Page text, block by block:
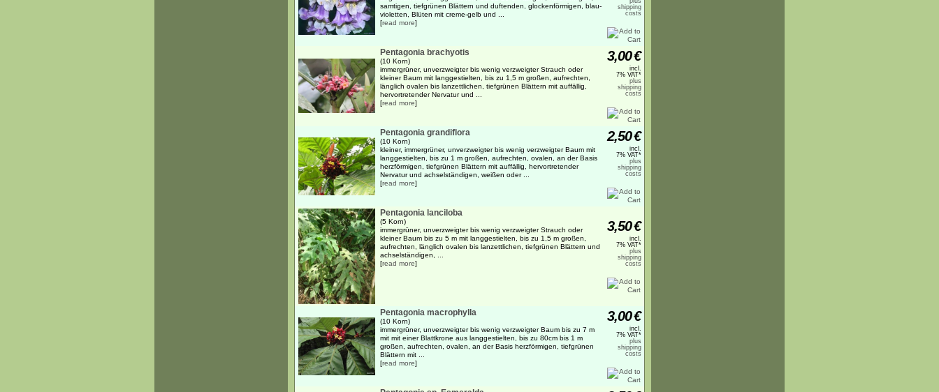
samtigen, tiefgrünen Blättern und duftenden, glockenförmigen, blau-
violetten, Blüten mit creme-gelb und ...
[read more]
shipping
costs
Pentagonia brachyotis
(10 Korn)
immergrüner, unverzweigter bis wenig verzweigter Strauch oder
kleiner Baum mit langgestielten, bis zu 1,5 m großen, aufrechten,
länglich ovalen bis lanzettlichen, tiefgrünen Blättern mit auffällig,
hervortretender Nervatur und ...
[read more]
3,00€
incl.
7% VAT*
plus
shipping
costs
Pentagonia grandiflora
(10 Korn)
kleiner, immergrüner, unverzweigter bis wenig verzweigter Baum mit
langgestielten, bis zu 1 m großen, aufrechten, ovalen, an der Basis
herzförmigen, tiefgrünen Blättern mit auffällig, hervortretender
Nervatur und achselständigen, weißen oder ...
[read more]
2,50€
incl.
7% VAT*
plus
shipping
costs
Pentagonia lanciloba
(5 Korn)
immergrüner, unverzweigter bis wenig verzweigter Strauch oder
kleiner Baum bis zu 5 m mit langgestielten, bis zu 1,5 m großen,
aufrechten, länglich ovalen bis lanzettlichen, tiefgrünen Blättern und
achselständigen, ...
[read more]
3,50€
incl.
7% VAT*
plus
shipping
costs
Pentagonia macrophylla
(10 Korn)
immergrüner, unverzweigter bis wenig verzweigter Baum bis zu 7 m
mit mit einer Blattkrone aus langgestielten, bis zu 80cm bis 1 m
großen, aufrechten, ovalen, an der Basis herzförmigen, tiefgrünen
Blättern mit ...
[read more]
3,00€
incl.
7% VAT*
plus
shipping
costs